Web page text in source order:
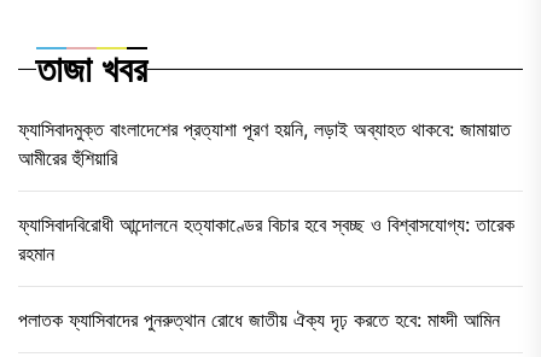
তাজা খবর
ফ্যাসিবাদমুক্ত বাংলাদেশের প্রত্যাশা পূরণ হয়নি, লড়াই অব্যাহত থাকবে: জামায়াত
আমীরের হুঁশিয়ারি
ফ্যাসিবাদবিরোধী আন্দোলনে হত্যাকাণ্ডের বিচার হবে স্বচ্ছ ও বিশ্বাসযোগ্য: তারেক
রহমান
পলাতক ফ্যাসিবাদের পুনরুত্থান রোধে জাতীয় ঐক্য দৃঢ় করতে হবে: মাহ্দী আমিন